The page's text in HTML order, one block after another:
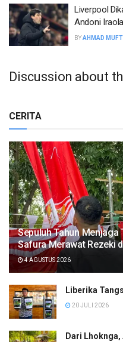
Liverpool
Andoni
BYAHMAD MUFTI
Discussion about
CERITA
Sepuluh Tahun Menjaga
Safura Merawat Rezeki
4 AGUSTUS 2026
Liberika
20 JULI 2026
Dari Lhoknga,